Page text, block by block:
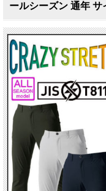
ールシーズン 通年 サ